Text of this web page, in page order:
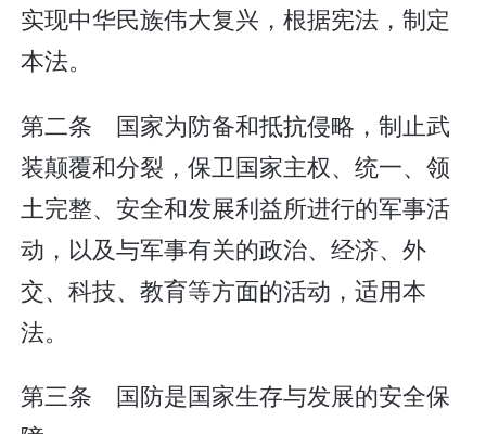
实现中华民族伟大复兴，根据宪法，制定
本法。
第二条 国家为防备和抵抗侵略，制止武
装颠覆和分裂，保卫国家主权、统一、领
土完整、安全和发展利益所进行的军事活
动，以及与军事有关的政治、经济、外
交、科技、教育等方面的活动，适用本
法。
第三条 国防是国家生存与发展的安全保